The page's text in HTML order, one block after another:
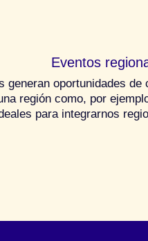
Eventos
generan oportunidades
región como, por
para integrarnos